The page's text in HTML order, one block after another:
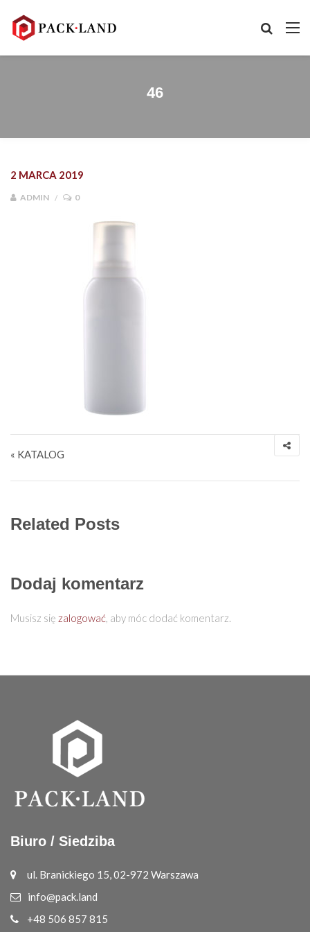
46
2 MARCA 2019
ADMIN 0
« KATALOG
Related Posts
Dodaj komentarz
Musisz się zalogować, aby móc dodać komentarz.
Biuro / Siedziba
ul. Branickiego 15, 02-972 Warszawa
info@pack.land
+48 506 857 815